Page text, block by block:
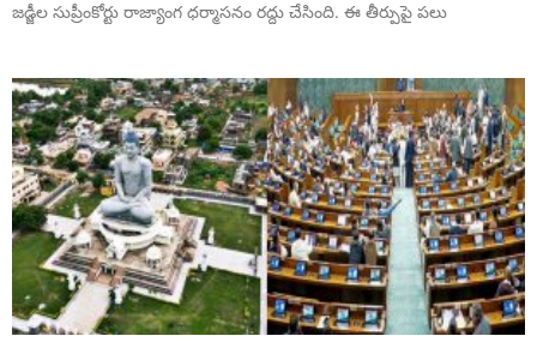
జడ్జీల సుప్రీంకోర్టు రాజ్యాంగ ధర్మాసనం రద్దు చేసింది. ఈ తీర్పుపై పలు